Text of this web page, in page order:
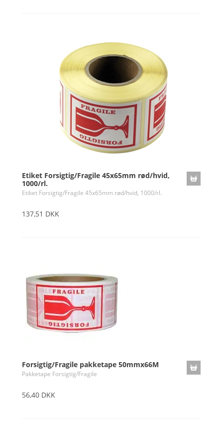
Etiket Forsigtig/Fragile 45x65mm rød/hvid,
1000/rl.
Etiket Forsigtig/Fragile 45x65mm rød/hvid, 1000/rl.
137,51 DKK
Forsigtig/Fragile pakketape 50mmx66M
Pakketape Forsigtig/Fragile
56,40 DKK